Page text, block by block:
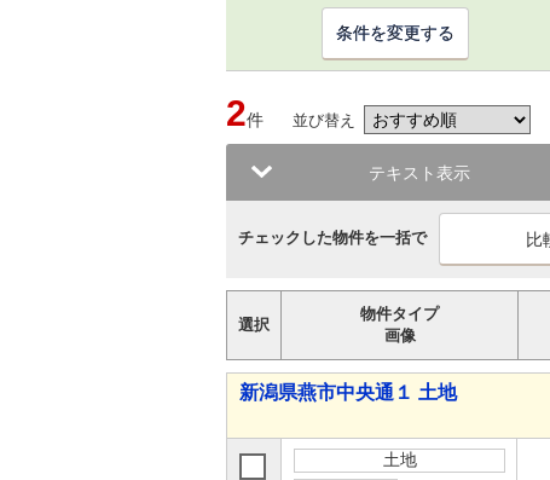
条件を変更する
2件 並び替え
テキスト表示
チェックした物件を一括で
選択
物件タイプ
画像
新潟県燕市中央通１ 土地
土地